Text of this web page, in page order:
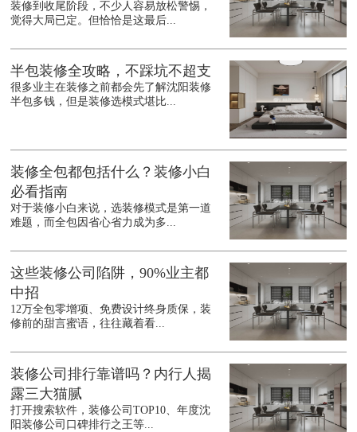
装修到收尾阶段，不少人容易放松警惕，
觉得大局已定。但恰恰是这最后...
半包装修全攻略，不踩坑不超支
很多业主在装修之前都会先了解沈阳装修
半包多钱，但是装修选模式堪比...
装修全包都包括什么？装修小白
必看指南
对于装修小白来说，选装修模式是第一道
难题，而全包因省心省力成为多...
这些装修公司陷阱，90%业主都
中招
12万全包零增项、免费设计终身质保，装
修前的甜言蜜语，往往藏着看...
装修公司排行靠谱吗？内行人揭
露三大猫腻
打开搜索软件，装修公司TOP10、年度沈
阳装修公司口碑排行之王等...